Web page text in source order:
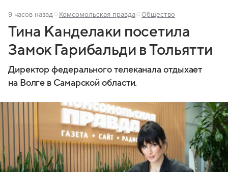
9 часов назад Комсомольская правда Общество
Тина Канделаки посетила
Замок Гарибальди в Тольятти
Директор федерального телеканала отдыхает
на Волге в Самарской области.